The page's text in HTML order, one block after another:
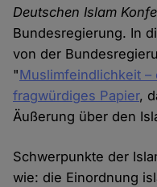
Deutschen Islam
Bundesregierung. In
von der
"Muslimfeindlichkeit –
fragwürdiges Papier,
Äußerung über den
Schwerpunkte der
wie: die Einordnung